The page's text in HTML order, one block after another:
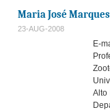
Maria José
23-AUG-2008
E-
Alto